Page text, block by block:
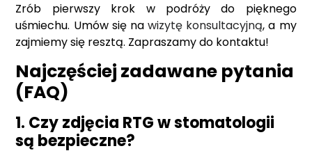
Zrób pierwszy krok w podróży do pięknego
uśmiechu. Umów się nawizytę konsultacyjną, a my
zajmiemy się resztą. Zapraszamy do kontaktu!
Najczęściej zadawane pytania
(FAQ)
1. Czy zdjęcia RTG w stomatologii
są bezpieczne?